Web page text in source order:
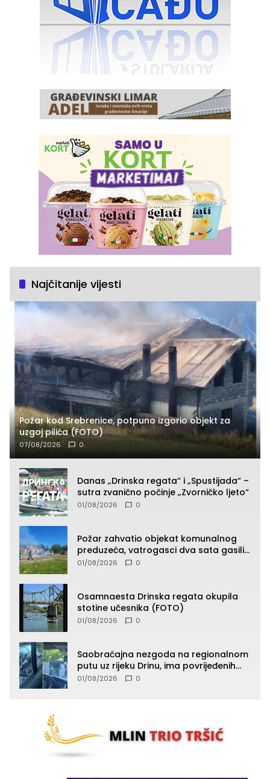
Najčitanije vijesti
Požar kod Srebrenice, potpuno izgorio objekt za
uzgoj pilića (FOTO)
07/08/2026 0
Danas „Drinska regata“ i „Spustijada“ –
sutra zvanično počinje „Zvorničko ljeto“
01/08/2026 0
Požar zahvatio objekat komunalnog
preduzeća, vatrogasci dva sata gasili
vatru (FOTO)
01/08/2026 0
Osamnaesta Drinska regata okupila
stotine učesnika (FOTO)
01/08/2026 0
Saobraćajna nezgoda na regionalnom
putu uz rijeku Drinu, ima povrijeđenih
lica (FOTO)
01/08/2026 0